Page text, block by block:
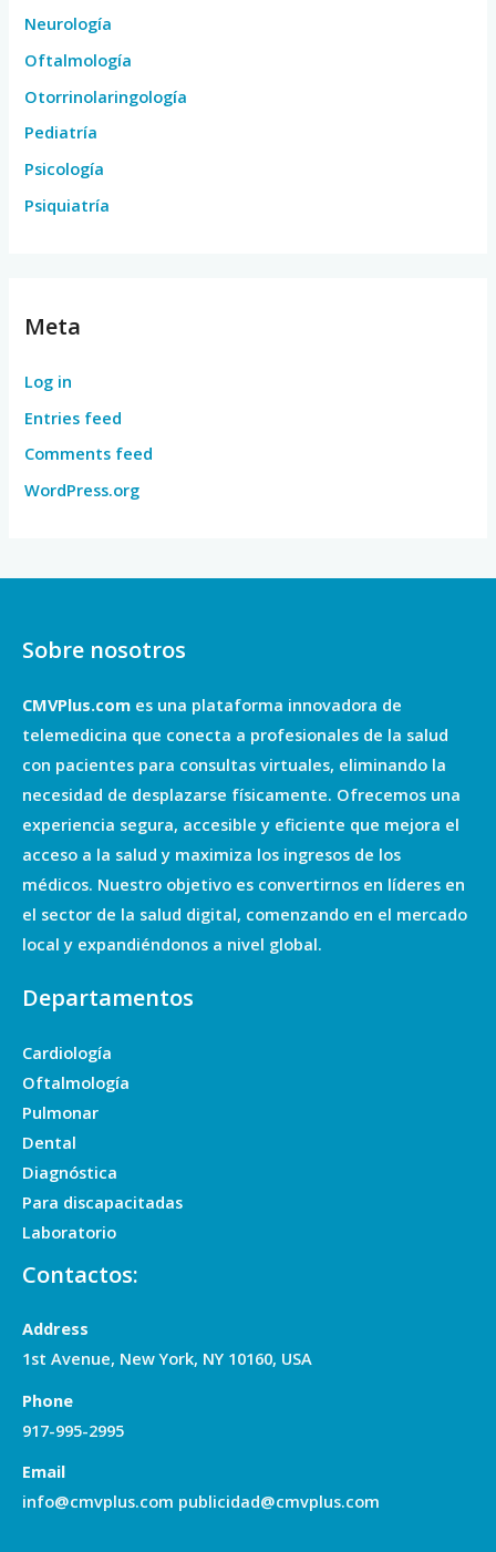
Neurología
Oftalmología
Otorrinolaringología
Pediatría
Psicología
Psiquiatría
Meta
Log in
Entries feed
Comments feed
WordPress.org
Sobre nosotros
CMVPlus.com es una plataforma innovadora de
telemedicina que conecta a profesionales de la salud
con pacientes para consultas virtuales, eliminando la
necesidad de desplazarse físicamente. Ofrecemos una
experiencia segura, accesible y eficiente que mejora el
acceso a la salud y maximiza los ingresos de los
médicos. Nuestro objetivo es convertirnos en líderes en
el sector de la salud digital, comenzando en el mercado
local y expandiéndonos a nivel global.
Departamentos
Cardiología
Oftalmología
Pulmonar
Dental
Diagnóstica
Para discapacitadas
Laboratorio
Contactos:
Address
1st Avenue, New York, NY 10160, USA
Phone
917-995-2995
Email
info@cmvplus.com publicidad@cmvplus.com